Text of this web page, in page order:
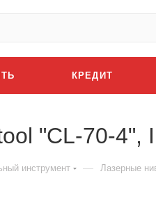
КРЕДИТ
"CL-70-4",
инструмент — Лазерные